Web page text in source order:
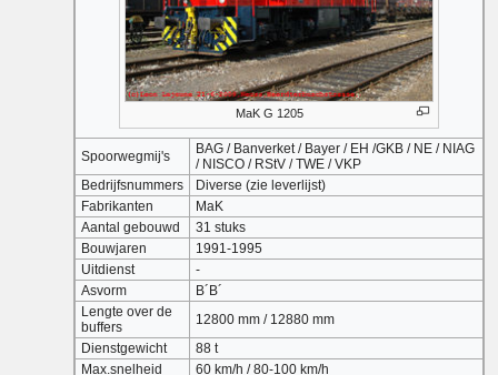
MaK G 1205
Spoorwegmij's
BAG / Banverket / Bayer / EH /GKB / NE / NIAG
/ NISCO / RStV / TWE / VKP
Bedrijfsnummers
Diverse (zie leverlijst)
Fabrikanten
MaK
Aantal gebouwd
31 stuks
Bouwjaren
1991-1995
Uitdienst
-
Asvorm
B´B´
Lengte over de
buffers
12800 mm / 12880 mm
Dienstgewicht
88 t
Max.snelheid
60 km/h / 80-100 km/h